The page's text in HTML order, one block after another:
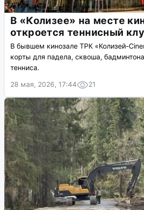
В «Колизее» на месте
откроется теннисный
В бывшем кинозале ТРК «Колизей-
корты для падела, сквоша,
тенниса.
28 мая, 2026, 17:44
21